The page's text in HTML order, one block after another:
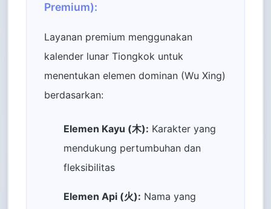
Premium):
Layanan premium menggunakan
kalender lunar Tiongkok untuk
menentukan elemen dominan (Wu Xing)
berdasarkan:
Elemen Kayu (木): Karakter yang
mendukung pertumbuhan dan
fleksibilitas
Elemen Api (火): Nama yang